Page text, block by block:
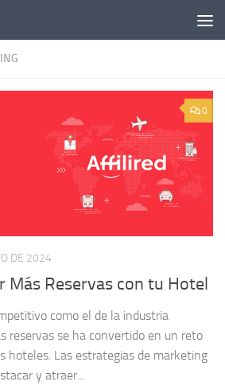
0
DE 2024
Más Reservas con tu Hotel
como el de la industria
reservas se ha convertido en un reto
hoteles. Las estrategias de marketing
y atraer...